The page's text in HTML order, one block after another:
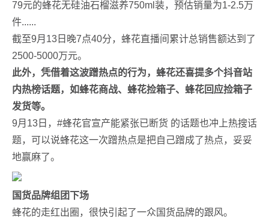
79元的蜂花无硅油石榴滋养750ml装，预估销量为1-2.5万
件......
截至9月13日晚7点40分，蜂花直播间累计总销售额达到了
2500-5000万元。
此外，凭借着这波蹭热点的行为，蜂花还喜提多个抖音站
内热榜话题，如蜂花商战、蜂花捡箱子、蜂花回应捡箱子
发货等。
9月13日，#蜂花官宣产能紧张已断货 的话题也冲上热搜话
题，可以说蜂花这一次蹭热点是把自己蹭成了热点，妥妥
地赢麻了。
国货品牌组团下场
蜂花的走红出圈，很快引起了一众国货品牌的跟风。